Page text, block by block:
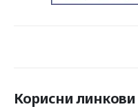
Корисни линкови